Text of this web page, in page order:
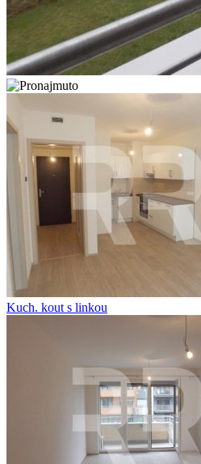
Kuch. kout s linkou